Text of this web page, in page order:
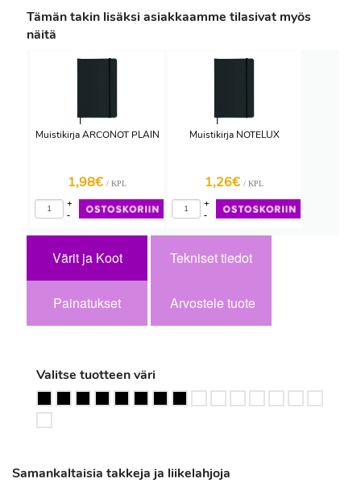
Tämän takin lisäksi asiakkaamme tilasivat myös
näitä
Muistikirja ARCONOT PLAIN
1,98€ / KPL
-
+
Muistikirja NOTELUX
1,26€ / KPL
-
+
Värit ja Koot Tekniset tiedot
Painatukset Arvostele tuote
Valitse tuotteen väri
Samankaltaisia takkeja ja liikelahjoja